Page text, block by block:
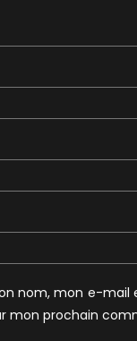
nom, mon e-mail
mon prochain